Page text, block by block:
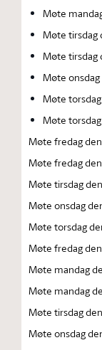
Møte
Møte tirsdag
Møte tirsdag
Møte
Møte
Møte
Møte fredag
Møte fredag
Møte tirsdag
Møte onsdag
Møte torsdag
Møte fredag
Møte mandag
Møte mandag
Møte tirsdag
Møte onsdag